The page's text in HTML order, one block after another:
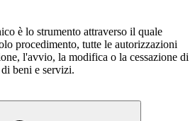
è lo strumento attraverso il quale
procedimento, tutte le autorizzazioni
l'avvio, la modifica o la cessazione di
beni e servizi.